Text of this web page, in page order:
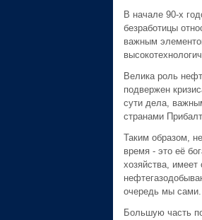
В начале 90-х
безработицы
важным
Велика роль
подвержен
сути дела,
странами
Таким образом,
время - это её
хозяйства,
очередь мы сами.
Большую часть